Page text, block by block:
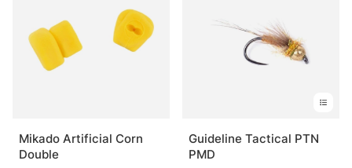
Mikado Artificial Corn
Double
Guideline Tactical PTN
PMD